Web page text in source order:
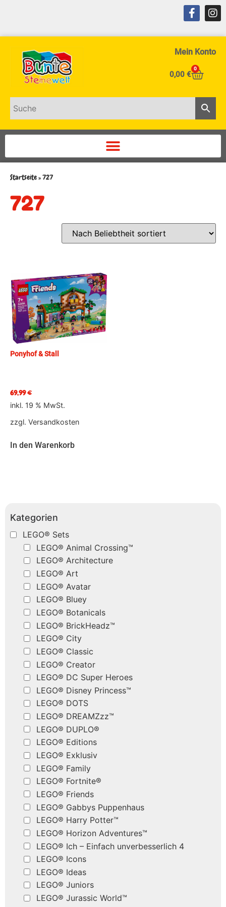
Mein Konto
0,00 €
0
Kategorien
LEGO® Sets
LEGO® Animal Crossing™
LEGO® Architecture
LEGO® Art
LEGO® Avatar
LEGO® Bluey
LEGO® Botanicals
LEGO® BrickHeadz™
LEGO® City
LEGO® Classic
LEGO® Creator
LEGO® DC Super Heroes
LEGO® Disney Princess™
LEGO® DOTS
LEGO® DREAMZzz™
LEGO® DUPLO®
LEGO® Editions
LEGO® Exklusiv
LEGO® Family
LEGO® Fortnite®
LEGO® Friends
LEGO® Gabbys Puppenhaus
LEGO® Harry Potter™
LEGO® Horizon Adventures™
LEGO® Ich – Einfach unverbesserlich 4
LEGO® Icons
LEGO® Ideas
LEGO® Juniors
LEGO® Jurassic World™
Startseite»727
727
Ponyhof & Stall
69,99€
inkl. 19 % MwSt.
zzgl. Versandkosten
In den Warenkorb